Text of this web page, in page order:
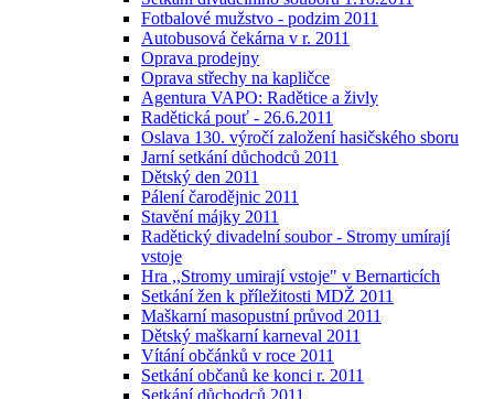
Fotbalové mužstvo - podzim 2011
Autobusová čekárna v r. 2011
Oprava prodejny
Oprava střechy na kapličce
Agentura VAPO: Radětice a živly
Radětická pouť - 26.6.2011
Oslava 130. výročí založení hasičského sboru
Jarní setkání důchodců 2011
Dětský den 2011
Pálení čarodějnic 2011
Stavění májky 2011
Radětický divadelní soubor - Stromy umírají
vstoje
Hra ,,Stromy umirají vstoje" v Bernarticích
Setkání žen k příležitosti MDŽ 2011
Maškarní masopustní průvod 2011
Dětský maškarní karneval 2011
Vítání občánků v roce 2011
Setkání občanů ke konci r. 2011
Setkání důchodců 2011